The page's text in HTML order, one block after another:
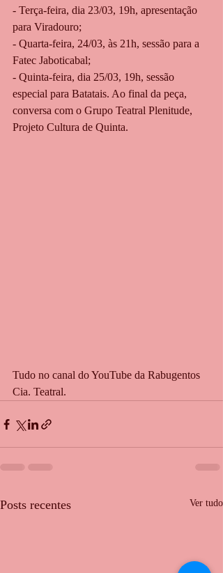
- Terça-feira, dia 23/03, 19h, apresentação
para Viradouro;
- Quarta-feira, 24/03, às 21h, sessão para a
Fatec Jaboticabal;
- Quinta-feira, dia 25/03, 19h, sessão
especial para Batatais. Ao final da peça,
conversa com o Grupo Teatral Plenitude,
Projeto Cultura de Quinta.
Tudo no canal do YouTube da Rabugentos
Cia. Teatral.
Posts recentes Ver tudo